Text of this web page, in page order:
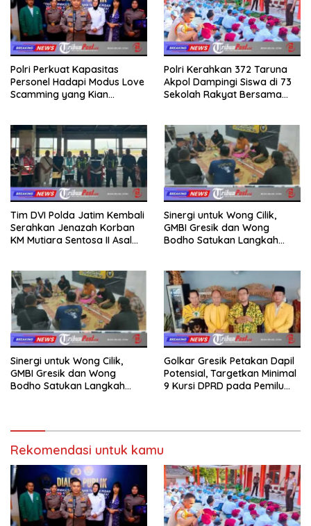
Polri Perkuat Kapasitas
Personel Hadapi Modus Love
Scamming yang Kian
Polri Kerahkan 372 Taruna
Akpol Dampingi Siswa di 73
Sekolah Rakyat Bersama
Tim DVI Polda Jatim Kembali
Serahkan Jenazah Korban
KM Mutiara Sentosa II Asal
Sinergi untuk Wong Cilik,
GMBI Gresik dan Wong
Bodho Satukan Langkah
Sinergi untuk Wong Cilik,
GMBI Gresik dan Wong
Bodho Satukan Langkah
Golkar Gresik Petakan Dapil
Potensial, Targetkan Minimal
9 Kursi DPRD pada Pemilu
Rekomendasi untuk kamu